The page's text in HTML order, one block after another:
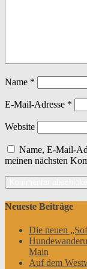
Name *
E-Mail-Adresse *
Website
Name, E-Mail-
meinen nächsten
Neueste Beiträge
Die neuen
Main
Auf dem